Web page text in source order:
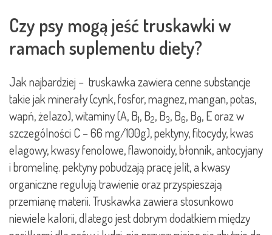
Czy psy mogą jeść truskawki w
ramach suplementu diety?
Jak najbardziej – truskawka zawiera cenne substancje
takie jak minerały (cynk, fosfor, magnez, mangan, potas,
wapń, żelazo), witaminy (A, B1, B2, B3, B6, B9, E oraz w
szczególności C – 66 mg/100g), pektyny, fitocydy, kwas
elagowy, kwasy fenolowe, flawonoidy, błonnik, antocyjany
i bromelinę. pektyny pobudzają pracę jelit, a kwasy
organiczne regulują trawienie oraz przyspieszają
przemianę materii. Truskawka zawiera stosunkowo
niewiele kalorii, dlatego jest dobrym dodatkiem między